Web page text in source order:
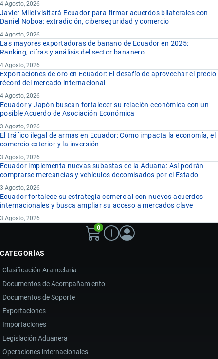
4 Agosto, 2026
Javier Milei visitará Ecuador para firmar acuerdos bilaterales con
Daniel Noboa: extradición, ciberseguridad y comercio
4 Agosto, 2026
Las mayores exportadoras de banano de Ecuador en 2025:
Ranking, cifras y análisis del sector bananero
4 Agosto, 2026
Exportaciones de oro en Ecuador: El desafío de aprovechar el precio
récord del mercado internacional
4 Agosto, 2026
Ecuador y Japón buscan fortalecer su relación económica con un
posible Acuerdo de Asociación Económica
3 Agosto, 2026
El tráfico ilegal de armas en Ecuador: Cómo impacta la economía, el
comercio exterior y la inversión
3 Agosto, 2026
Ecuador implementa nuevas subastas de la Aduana: Así podrán
comprarse mercancías y vehículos decomisados por el Estado
3 Agosto, 2026
Ecuador fortalece su estrategia comercial con nuevos acuerdos
internacionales y busca ampliar su acceso a mercados clave
3 Agosto, 2026
0
CATEGORÍAS
Clasificación Arancelaria
Documentos de Acompañamiento
Documentos de Soporte
Exportaciones
Importaciones
Legislación Aduanera
Operaciones internacionales